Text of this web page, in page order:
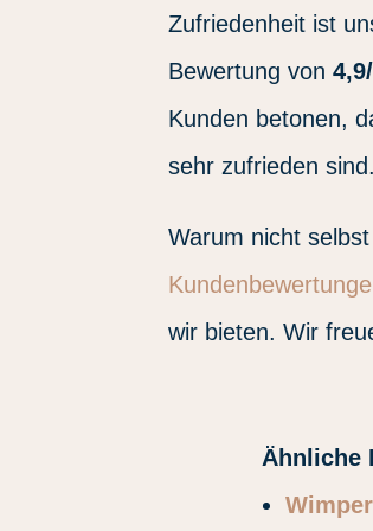
Zufriedenheit ist
Bewertung von
Kunden betonen,
sehr zufrieden sind.
Warum nicht
wir bieten. Wir
Ähnliche